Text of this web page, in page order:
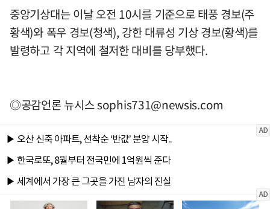
중앙기상대는 이날 오전 10시를 기준으로 태풍 경보(주
황색)와 폭우 경보(청색), 강한 대류성 기상 경보(황색)를
발령하고 각 지역에 철저한 대비를 당부했다.
◎공감언론 뉴시스sophis731@newsis.com